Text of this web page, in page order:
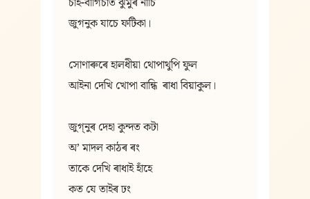
জুগনুক যাচে ফটিকা।
সোণাৰুৰে হালধীয়া থোপাথুপি ফুল
আইনা দেখি খোপা বান্ধি  ৰাধা বিয়াকুল।
জুগ্‌নুৰ দেহা কুন্দত কটা
অʼ মাদল কাঠৰ ৰং
তাকে দেখি ৰাধাই হাঁহে
কত যে তাইৰ ঢং